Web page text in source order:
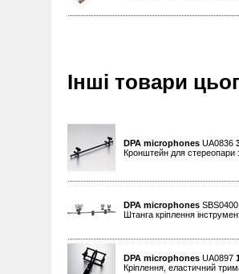
Інші товари
DPA microphones UA0836
Кронштейн для
DPA microphones
Штанга кріплення
DPA microphones UA0897
Кріплення, еластичний